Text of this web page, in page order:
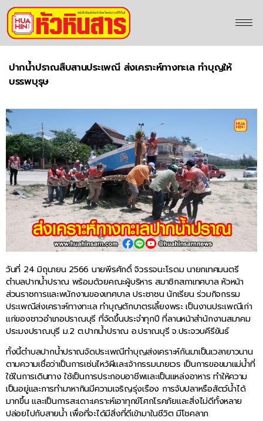
ปากน้ำปราณสืบสานประเพณี ส่งเคราะห์ทางทะเล ทำบุญให้
บรรพบุรุษ
วันที่ 24 มิถุนายน 2566 นายพีรศักดิ์ จิวรรจนะโรดม นายกเทศมนตรี
ตำบลปากน้ำปราณ พร้อมด้วยคณะผู้บริหาร สมาชิกสภาเทศบาล หัวหน้า
ส่วนราชการและพนักงานของเทศบาล ประชาชน นักเรียน ร่วมกิจกรรม
ประเพณีส่งเคราะห์ทางทะเล ทำบุญตักบาตรเลี้ยงพระ เป็นงานประเพณีเก่า
แก่ของชาวอำเภอปราณบุรี ที่จัดขึ้นประจำทุกปี ที่ลานหน้าสำนักงานสมาคม
ประมงปราณบุรี ม.2 ต.ปากน้ำปราณ อ.ปราณบุรี จ.ประจวบคีรีขันธ์
ทั้งนี้ตำบลปากน้ำปราณจัดประเพณีทำบุญส่งเคราะห์กันมาเป็นเวลายาวนาน
ตามความเชื่อว่าเป็นการเซ่นไหว้ผีและเจ้ากรรมนายเวร เป็นการขอขมาแม่น้ำที่
ใช้ในการเดินทาง ใช้เป็นการประกอบอาชีพและเป็นแหล่งอาหาร ทำให้ความ
เป็นอยู่และการทำมาหากินมีความเจริญรุ่งเรือง การจับปลาหรือสัตว์น้ำได้
มากขึ้น และเป็นการสะเดาะเคราะห์เอาทุกข์โศกโรคภัยและสิ่งไม่ดีทั้งหลาย
ปล่อยไปกับสายน้ำ เพื่อที่จะได้มีสิ่งที่ดีเข้ามาในชีวิต มีโชคลาภ